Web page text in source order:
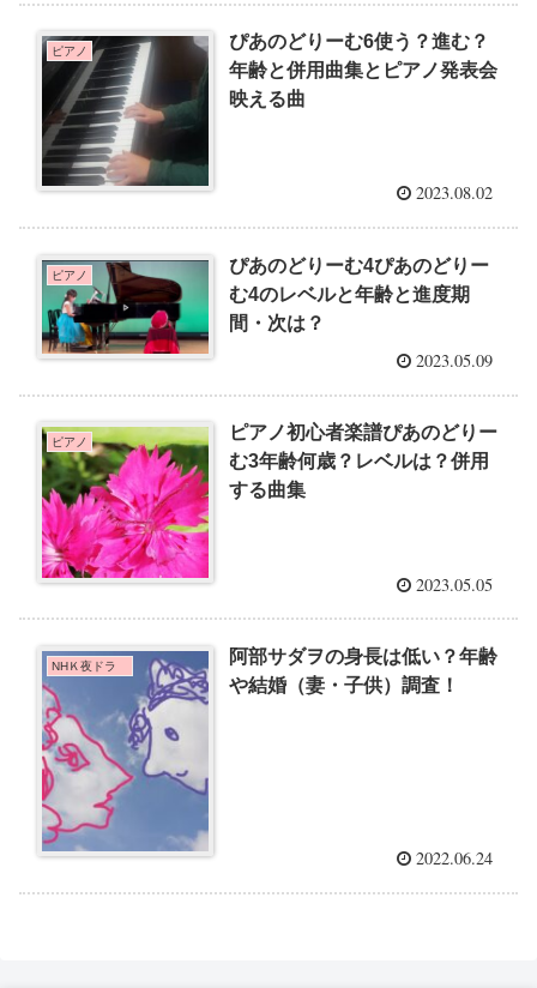
ピアノ
ぴあのどりーむ6使う？進む？
年齢と併用曲集とピアノ発表会
映える曲
2023.08.02
ピアノ
ぴあのどりーむ4ぴあのどりー
む4のレベルと年齢と進度期
間・次は？
2023.05.09
ピアノ
ピアノ初心者楽譜ぴあのどりー
む3年齢何歳？レベルは？併用
する曲集
2023.05.05
NHＫ夜ドラ
阿部サダヲの身長は低い？年齢
や結婚（妻・子供）調査！
2022.06.24